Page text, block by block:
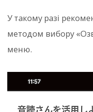
У такому разі
методом вибору
меню.